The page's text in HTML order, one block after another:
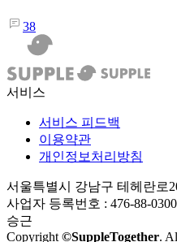
38
서비스
서비스 피드백
이용약관
개인정보처리방침
서울특별시 강남구 테헤란로
사업자 등록번호 : 476-88-
승근
Copyright ©SuppleTogether.